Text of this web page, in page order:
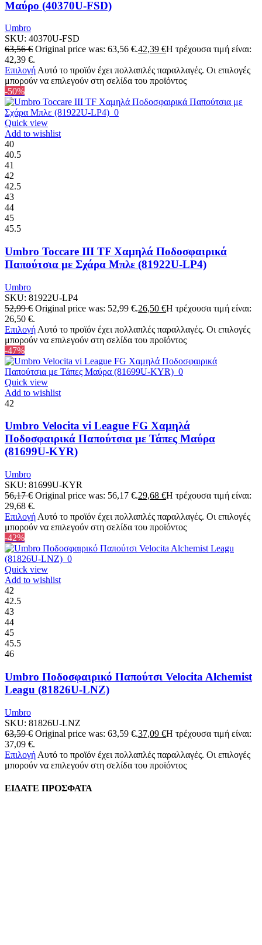
Μαύρο (40370U-FSD)
Umbro
SKU: 40370U-FSD
63,56€ Original price was: 63,56 €.42,39 €Η τρέχουσα τιμή είναι:
42,39 €.
Επιλογή Αυτό το προϊόν έχει πολλαπλές παραλλαγές. Οι επιλογές
μπορούν να επιλεγούν στη σελίδα του προϊόντος
-50%
Quick view
Add to wishlist
40
40.5
41
42
42.5
43
44
45
45.5
Umbro Toccare III TF Χαμηλά Ποδοσφαιρικά
Παπούτσια με Σχάρα Μπλε (81922U-LP4)
Umbro
SKU: 81922U-LP4
52,99€ Original price was: 52,99 €.26,50 €Η τρέχουσα τιμή είναι:
26,50 €.
Επιλογή Αυτό το προϊόν έχει πολλαπλές παραλλαγές. Οι επιλογές
μπορούν να επιλεγούν στη σελίδα του προϊόντος
-47%
Quick view
Add to wishlist
42
Umbro Velocita vi League FG Χαμηλά
Ποδοσφαιρικά Παπούτσια με Τάπες Μαύρα
(81699U-KYR)
Umbro
SKU: 81699U-KYR
56,17€ Original price was: 56,17 €.29,68 €Η τρέχουσα τιμή είναι:
29,68 €.
Επιλογή Αυτό το προϊόν έχει πολλαπλές παραλλαγές. Οι επιλογές
μπορούν να επιλεγούν στη σελίδα του προϊόντος
-42%
Quick view
Add to wishlist
42
42.5
43
44
45
45.5
46
Umbro Ποδοσφαιρικό Παπούτσι Velocita Alchemist
Leagu (81826U-LNZ)
Umbro
SKU: 81826U-LNZ
63,59€ Original price was: 63,59 €.37,09 €Η τρέχουσα τιμή είναι:
37,09 €.
Επιλογή Αυτό το προϊόν έχει πολλαπλές παραλλαγές. Οι επιλογές
μπορούν να επιλεγούν στη σελίδα του προϊόντος
ΕΙΔΑΤΕ ΠΡΟΣΦΑΤΑ